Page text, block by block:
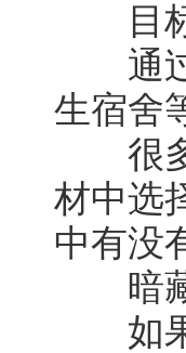
目标
通过
生宿舍
很多
材中选
中有没
暗藏
如果